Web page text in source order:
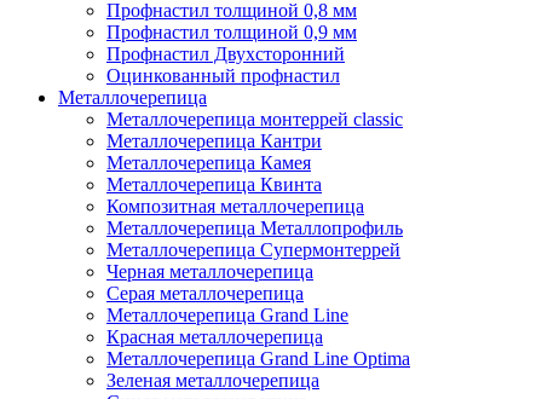
Профнастил толщиной 0,8 мм
Профнастил толщиной 0,9 мм
Профнастил Двухсторонний
Оцинкованный профнастил
Металлочерепица
Металлочерепица монтеррей classic
Металлочерепица Кантри
Металлочерепица Камея
Металлочерепица Квинта
Композитная металлочерепица
Металлочерепица Металлопрофиль
Металлочерепица Супермонтеррей
Черная металлочерепица
Серая металлочерепица
Металлочерепица Grand Line
Красная металлочерепица
Металлочерепица Grand Line Optima
Зеленая металлочерепица